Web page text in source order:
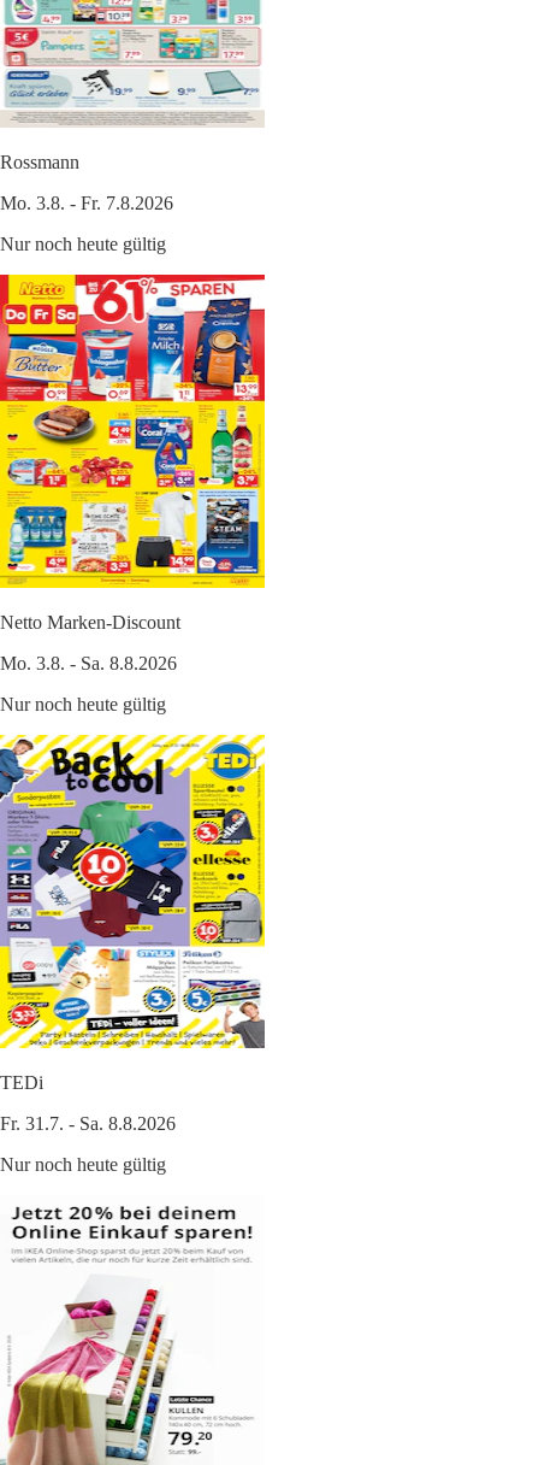
Rossmann
Mo. 3.8. - Fr. 7.8.2026
Nur noch heute gültig
Netto Marken-Discount
Mo. 3.8. - Sa. 8.8.2026
Nur noch heute gültig
TEDi
Fr. 31.7. - Sa. 8.8.2026
Nur noch heute gültig